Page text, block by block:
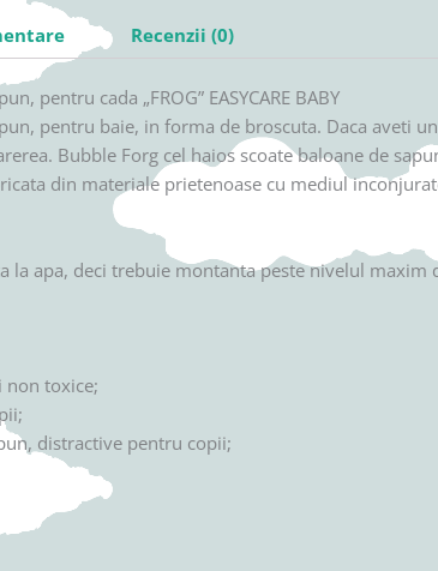
Recenzii (0)
pentru cada „FROG” EASYCARE BABY
pentru baie, in forma de broscuta. Daca aveti
Bubble Forg cel haios scoate baloane de
din materiale prietenoase cu mediul
la apa, deci trebuie montanta peste nivelul maxim
non toxice;
distractive pentru copii;